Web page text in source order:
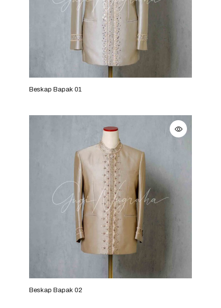
Beskap Bapak 01
Beskap Bapak 02